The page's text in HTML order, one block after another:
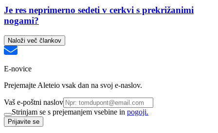
Je res neprimerno sedeti v cerkvi s prekrižanimi
nogami?
Naloži več člankov
E-novice
Prejemajte Aleteio vsak dan na svoj e-naslov.
Vaš e-poštni naslov
Strinjam se s prejemanjem vsebine in pogoji.
Prijavite se